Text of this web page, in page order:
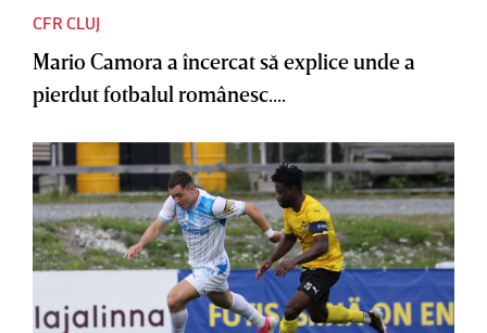
CFR CLUJ
Mario Camora a încercat să explice unde a
pierdut fotbalul românesc....